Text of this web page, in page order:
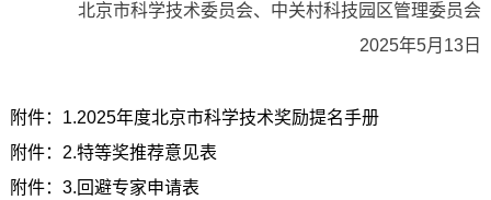
北京市科学技术委员会、中关村科技园区管理委员会
2025年5月13日
附件：1.2025年度北京市科学技术奖励提名手册
附件：2.特等奖推荐意见表
附件：3.回避专家申请表